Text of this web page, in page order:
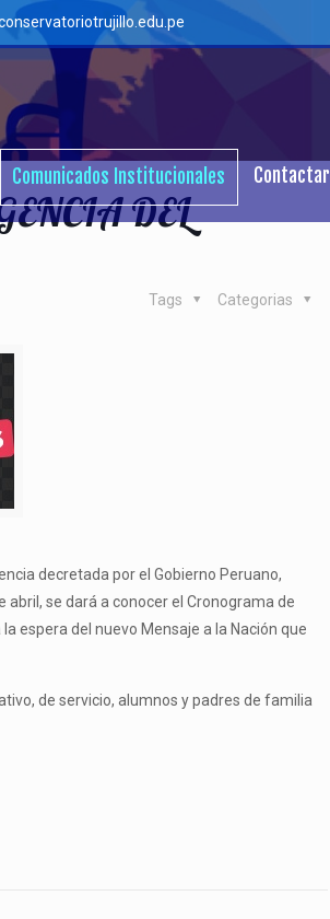
Comunicados Institucionales Contactar
DEL
Categorias
Tags
decretada por el Gobierno Peruano,
se dará a conocer el Cronograma de
espera del nuevo Mensaje a la Nación que
de servicio, alumnos y padres de familia